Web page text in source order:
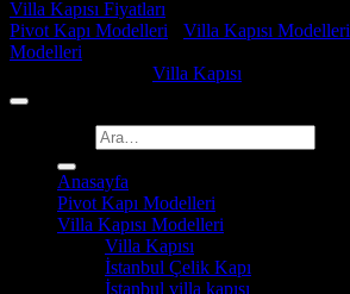
Villa Kapısı Fiyatları
Pivot Kapı Modelleri
Villa Kapısı Modelleri
Modelleri
Villa Kapısı
Anasayfa
Pivot Kapı Modelleri
Villa Kapısı Modelleri
Villa Kapısı
İstanbul Çelik Kapı
İstanbul villa kapısı